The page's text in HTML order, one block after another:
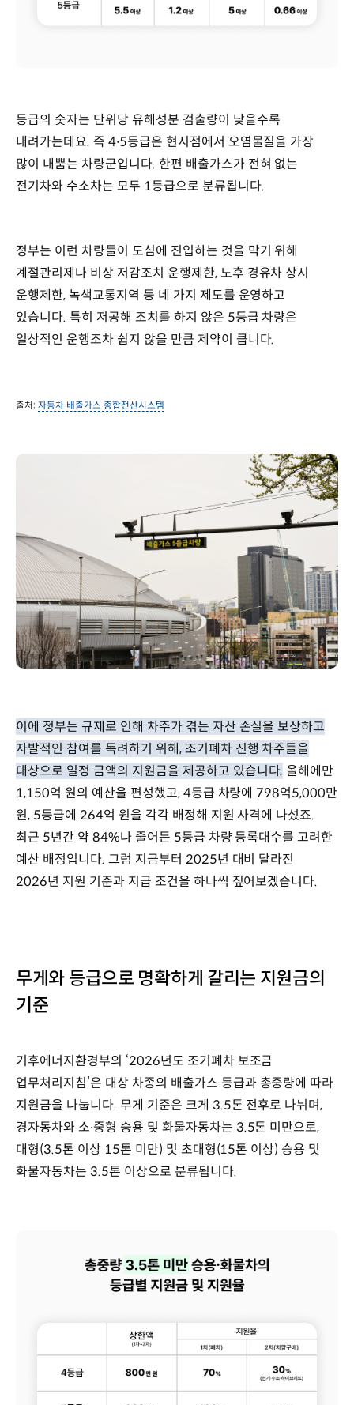
등급의 숫자는 단위당 유해성분 검출량이 낮을수록
내려가는데요. 즉 4∙5등급은 현시점에서 오염물질을 가장
많이 내뿜는 차량군입니다. 한편 배출가스가 전혀 없는
전기차와 수소차는 모두 1등급으로 분류됩니다.
정부는 이런 차량들이 도심에 진입하는 것을 막기 위해
계절관리제나 비상 저감조치 운행제한, 노후 경유차 상시
운행제한, 녹색교통지역 등 네 가지 제도를 운영하고
있습니다. 특히 저공해 조치를 하지 않은 5등급 차량은
일상적인 운행조차 쉽지 않을 만큼 제약이 큽니다.
출처: 자동차 배출가스 종합전산시스템
이에 정부는 규제로 인해 차주가 겪는 자산 손실을 보상하고
자발적인 참여를 독려하기 위해, 조기폐차 진행 차주들을
대상으로 일정 금액의 지원금을 제공하고 있습니다. 올해에만
1,150억 원의 예산을 편성했고, 4등급 차량에 798억5,000만
원, 5등급에 264억 원을 각각 배정해 지원 사격에 나섰죠.
최근 5년간 약 84%나 줄어든 5등급 차량 등록대수를 고려한
예산 배정입니다. 그럼 지금부터 2025년 대비 달라진
2026년 지원 기준과 지급 조건을 하나씩 짚어보겠습니다.
무게와 등급으로 명확하게 갈리는 지원금의
기준
기후에너지환경부의 ‘2026년도 조기폐차 보조금
업무처리지침’은 대상 차종의 배출가스 등급과 총중량에 따라
지원금을 나눕니다. 무게 기준은 크게 3.5톤 전후로 나뉘며,
경자동차와 소∙중형 승용 및 화물자동차는 3.5톤 미만으로,
대형(3.5톤 이상 15톤 미만) 및 초대형(15톤 이상) 승용 및
화물자동차는 3.5톤 이상으로 분류됩니다.